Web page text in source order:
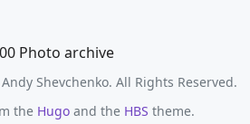
Photo archive
Shevchenko. All Rights Reserved.
the Hugo and the HBS theme.